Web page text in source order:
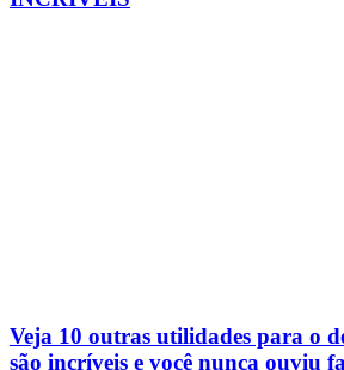
Veja 10 outras utilidades para o
são incríveis e você nunca ouviu